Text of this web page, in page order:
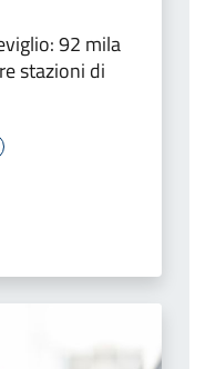
92 mila
stazioni di